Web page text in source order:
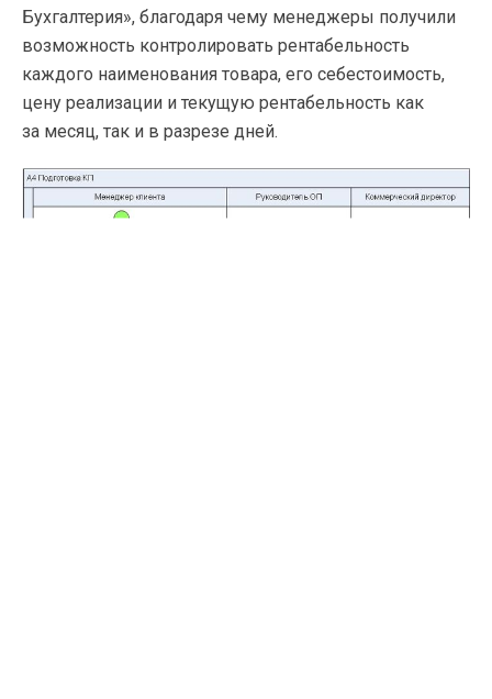
Бухгалтерия», благодаря чему менеджеры получили
возможность контролировать рентабельность
каждого наименования товара, его себестоимость,
цену реализации и текущую рентабельность как
за месяц, так и в разрезе дней.